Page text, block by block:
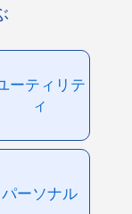
ーティリテ
ィ
パーソナル